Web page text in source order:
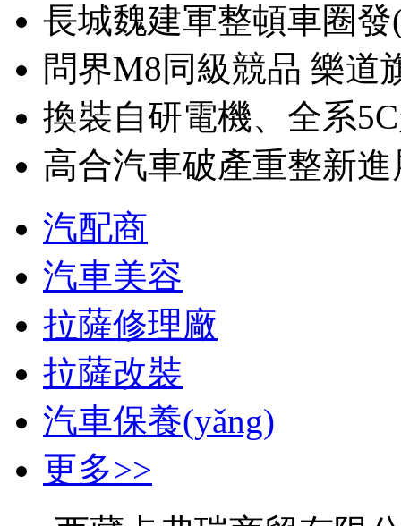
長城魏建軍整頓車圈發
問界M8同級競品 樂道
換裝自研電機、全系5C超
高合汽車破產重整新
汽配商
汽車美容
拉薩修理廠
拉薩改裝
汽車保養(yǎng)
更多>>